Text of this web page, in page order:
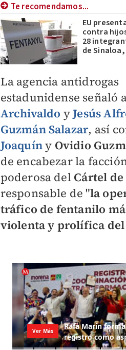
Te recomendamos...
EU
contra
28
de
La agencia antidrogas
estadunidense señaló
Archivaldo yJesús
Guzmán Salazar, así
Joaquíny Ovidio
de encabezar la
poderosa delCártel de
responsable de "la
tráfico de fentanilo
violenta y prolífica